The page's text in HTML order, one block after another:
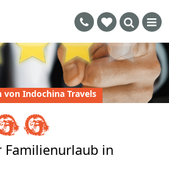
von Indochina Travels
Familienurlaub in